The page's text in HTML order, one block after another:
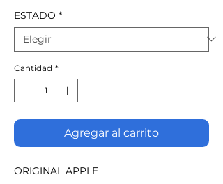
ESTADO *
Cantidad *
Agregar al carrito
ORIGINAL APPLE